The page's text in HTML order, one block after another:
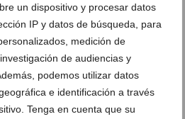
un dispositivo y procesar datos
IP y datos de búsqueda, para
medición de
de audiencias y
podemos utilizar datos
e identificación a través
Tenga en cuenta que su